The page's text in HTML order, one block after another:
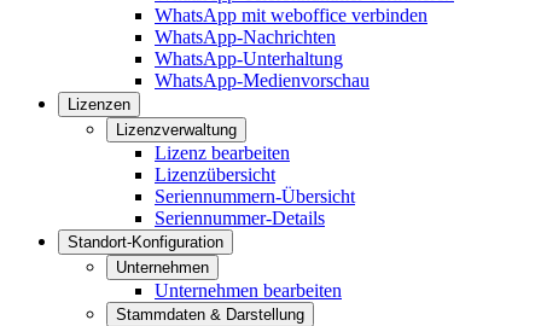
WhatsApp mit weboffice verbinden
WhatsApp-Nachrichten
WhatsApp-Unterhaltung
WhatsApp-Medienvorschau
Lizenzen
Lizenzverwaltung
Lizenz bearbeiten
Lizenzübersicht
Seriennummern-Übersicht
Seriennummer-Details
Standort-Konfiguration
Unternehmen
Unternehmen bearbeiten
Stammdaten & Darstellung